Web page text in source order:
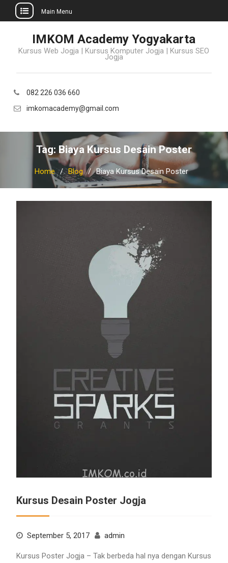
content
Main Menu
IMKOM Academy Yogyakarta
Kursus Web Jogja | Kursus Komputer Jogja | Kursus SEO
Jogja
082 226 036 660
imkomacademy@gmail.com
Tag: Biaya Kursus Desain Poster
Home Blog Biaya Kursus Desain Poster
Kursus Desain Poster Jogja
September 5, 2017 admin
Kursus Poster Jogja – Tak berbeda hal nya dengan Kursus